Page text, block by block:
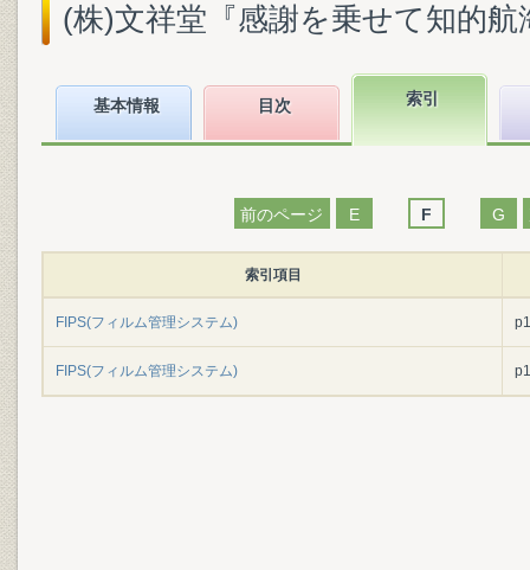
(株)文祥堂『感謝を乗せて知的
基本情報 目次 索引
前のページ E F G
索引項目
FIPS(フィルム管理システム)
FIPS(フィルム管理システム)